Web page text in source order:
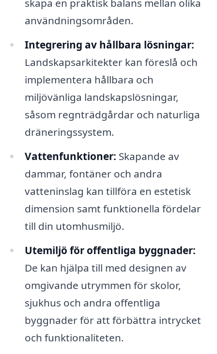
skapa en praktisk balans mellan olika
användningsområden.
Integrering av hållbara lösningar:
Landskapsarkitekter kan föreslå och
implementera hållbara och
miljövänliga landskapslösningar,
såsom regnträdgårdar och naturliga
dräneringssystem.
Vattenfunktioner: Skapande av
dammar, fontäner och andra
vatteninslag kan tillföra en estetisk
dimension samt funktionella fördelar
till din utomhusmiljö.
Utemiljö för offentliga byggnader:
De kan hjälpa till med designen av
omgivande utrymmen för skolor,
sjukhus och andra offentliga
byggnader för att förbättra intrycket
och funktionaliteten.